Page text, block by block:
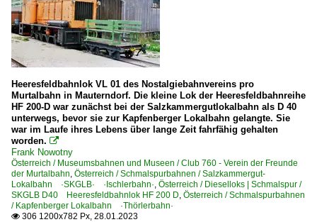
Heeresfeldbahnlok VL 01 des Nostalgiebahnvereins pro
Murtalbahn in Mauterndorf. Die kleine Lok der Heeresfeldbahnreihe
HF 200-D war zunächst bei der Salzkammergutlokalbahn als D 40
unterwegs, bevor sie zur Kapfenberger Lokalbahn gelangte. Sie
war im Laufe ihres Lebens über lange Zeit fahrfähig gehalten
worden. 
Frank Nowotny
Österreich / Museumsbahnen und Museen / Club 760 - Verein der Freunde
der Murtalbahn, Österreich / Schmalspurbahnen / Salzkammergut-
Lokalbahn ·SKGLB· ·Ischlerbahn·, Österreich / Dieselloks | Schmalspur /
SKGLB D40 Heeresfeldbahnlok HF 200 D, Österreich / Schmalspurbahnen
/ Kapfenberger Lokalbahn ·Thörlerbahn·
 306 1200x782 Px, 28.01.2023